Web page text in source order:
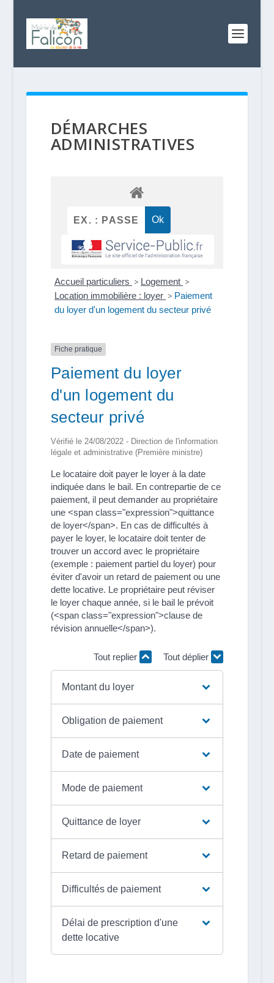
DÉMARCHES
ADMINISTRATIVES
Accueil particuliers > Logement >
Location immobilière : loyer > Paiement
du loyer d'un logement du secteur privé
Fiche pratique
Paiement du loyer
d'un logement du
secteur privé
Vérifié le 24/08/2022 - Direction de l'information
légale et administrative (Première ministre)
Le locataire doit payer le loyer à la date
indiquée dans le bail. En contrepartie de ce
paiement, il peut demander au propriétaire
une <span class="expression">quittance
de loyer</span>. En cas de difficultés à
payer le loyer, le locataire doit tenter de
trouver un accord avec le propriétaire
(exemple : paiement partiel du loyer) pour
éviter d'avoir un retard de paiement ou une
dette locative. Le propriétaire peut réviser
le loyer chaque année, si le bail le prévoit
(<span class="expression">clause de
révision annuelle</span>).
Tout replier Tout déplier
Montant du loyer
Obligation de paiement
Date de paiement
Mode de paiement
Quittance de loyer
Retard de paiement
Difficultés de paiement
Délai de prescription d'une
dette locative